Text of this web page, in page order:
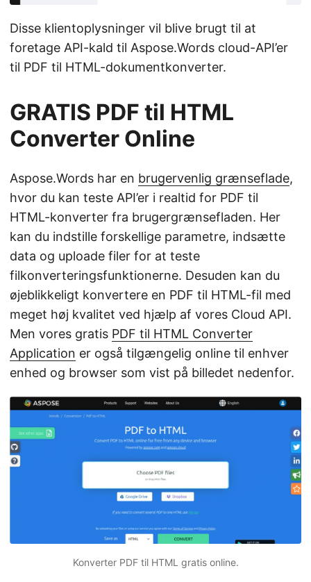
Disse klientoplysninger vil blive brugt til at
foretage API-kald til Aspose.Words cloud-API’er
til PDF til HTML-dokumentkonverter.
GRATIS PDF til HTML
Converter Online
Aspose.Words har en brugervenlig grænseflade,
hvor du kan teste API’er i realtid for PDF til
HTML-konverter fra brugergrænsefladen. Her
kan du indstille forskellige parametre, indsætte
data og uploade filer for at teste
filkonverteringsfunktionerne. Desuden kan du
øjeblikkeligt konvertere en PDF til HTML-fil med
meget høj kvalitet ved hjælp af vores Cloud API.
Men vores gratis PDF til HTML Converter
Application er også tilgængelig online til enhver
enhed og browser som vist på billedet nedenfor.
Konverter PDF til HTML gratis online.